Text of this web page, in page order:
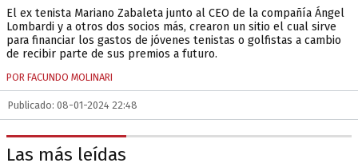
El ex tenista Mariano Zabaleta junto al CEO de la compañía Ángel
Lombardi y a otros dos socios más, crearon un sitio el cual sirve
para financiar los gastos de jóvenes tenistas o golfistas a cambio
de recibir parte de sus premios a futuro.
POR FACUNDO MOLINARI
Publicado: 08-01-2024 22:48
Las más leídas